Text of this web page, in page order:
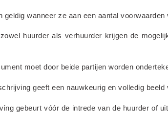
wanneer ze aan een aantal voorwaarden
zowel huurder als verhuurder krijgen de
moet door beide partijen worden
geeft een nauwkeurig en volledig
gebeurt vóór de intrede van de huurder of